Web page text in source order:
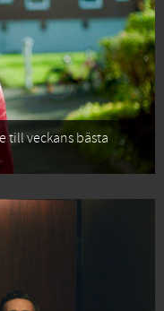
till veckans bästa